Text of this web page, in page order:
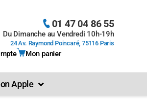
01 47 04 86 55
Du Dimanche au Vendredi 10h-19h
24 Av. Raymond Poincaré, 75116 Paris
Mon panier
Apple